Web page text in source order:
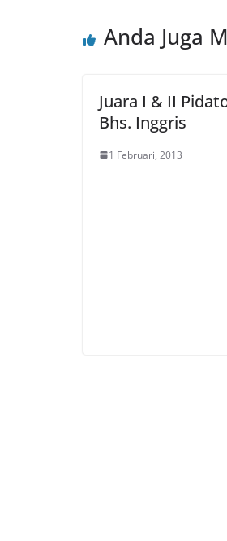
Anda Juga
Juara I & II
Bhs. Inggris
1 Februari, 2013